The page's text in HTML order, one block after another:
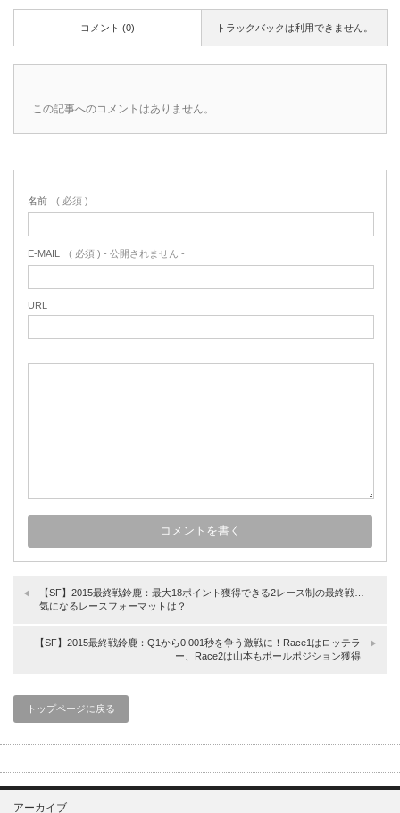
トラックバックは利用できません。
コメント (0)
この記事へのコメントはありません。
名前 ( 必須 )
E-MAIL ( 必須 ) - 公開されません -
URL
【SF】2015最終戦鈴鹿：最大18ポイント獲得できる2レース制の最終戦…
気になるレースフォーマットは？
【SF】2015最終戦鈴鹿：Q1から0.001秒を争う激戦に！Race1はロッテラ
ー、Race2は山本もポールポジション獲得
トップページに戻る
アーカイブ